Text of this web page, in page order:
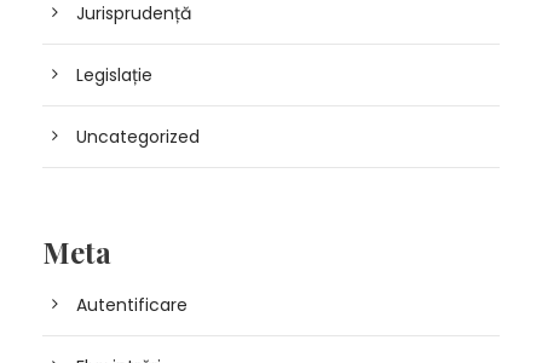
Jurisprudență
Legislație
Uncategorized
Meta
Autentificare